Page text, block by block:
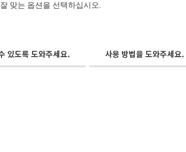
맞는 옵션을 선택하십시오.
있도록 도와주세요. 사용 방법을 도와주세요.